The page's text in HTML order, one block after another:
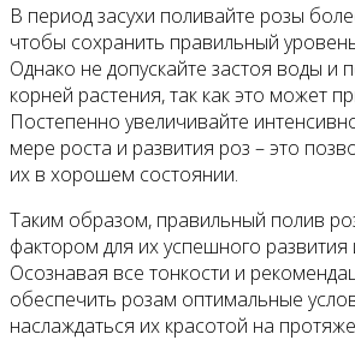
В период засухи поливайте розы
чтобы сохранить правильный
Однако не допускайте застоя воды и
корней растения, так как это может
Постепенно увеличивайте
мере роста и развития роз – это
их в хорошем состоянии.
Таким образом, правильный полив
фактором для их успешного развития
Осознавая все тонкости и
обеспечить розам оптимальные
наслаждаться их красотой на